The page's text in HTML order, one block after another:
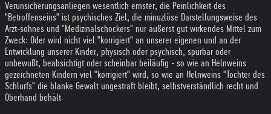
Verunsicherungsanliegen wesentlich ernster, die Peinlichkeit des
"Betroffenseins" ist psychisches Ziel, die minuzlöse Darstellungsweise des
Arzt-sohnes und "Medizinalschockers" nur äußerst gut wirkendes Mittel zum
Zweck: Oder wird nicht viel "korrigiert" an unserer eigenen und an der
Entwicklung unserer Kinder, physisch oder psychisch, spürbar oder
unbewußt, beabsichtigt oder scheinbar beiläufig - so wie an Helnweins
gezeichneten Kindern viel "korrigiert" wird, so wie an Helnweins "Tochter des
Schlurfs" die blanke Gewalt ungestraft bleibt, selbstverständlich recht und
Oberhand behält.